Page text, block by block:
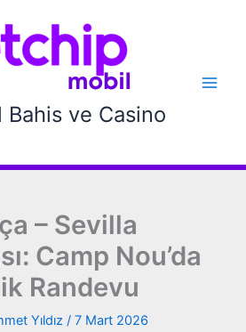
ve Casino
– Sevilla
Camp Nou’da
Randevu
Yıldız / 7 Mart 2026